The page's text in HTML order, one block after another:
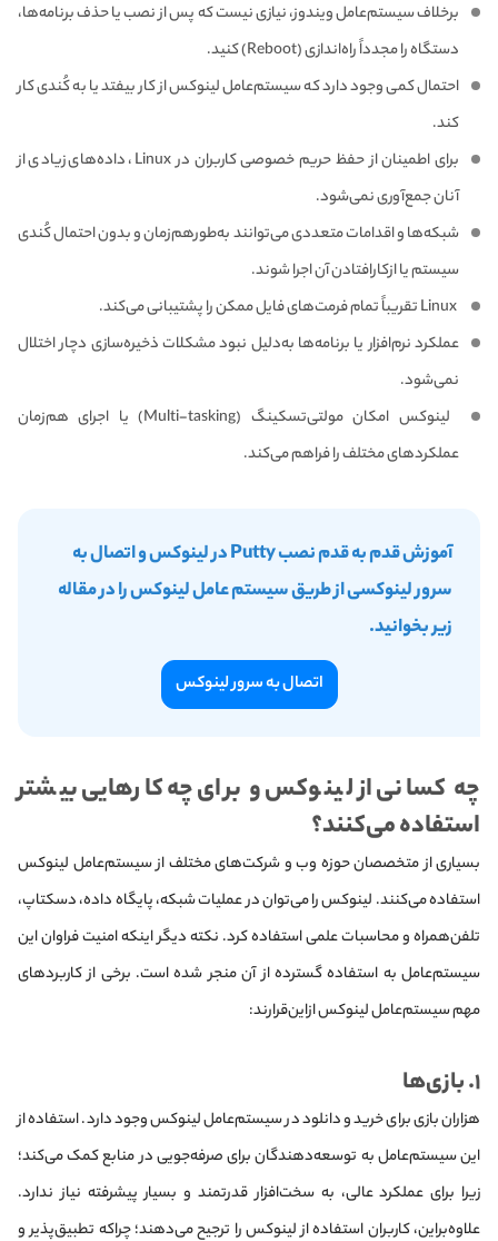
بر‌خلاف سیستم‌عامل ویندوز، نیازی نیست که پس از نصب یا حذف برنامه‌ها،
دستگاه را مجدداً راه‌اندازی (Reboot) کنید.
احتمال کمی وجود دارد که سیستم‌عامل لینوکس از کار بیفتد یا به کُندی کار
کند.
برای اطمینان از حفظ حریم خصوصی کاربران در Linux، داده‌های زیادی از
آنان جمع‌آوری نمی‌شود.
شبکه‌ها و اقدامات متعددی می‌توانند به‌طورهم‌زمان و بدون احتمال کُندی
سیستم یا ازکارافتادن آن اجرا شوند.
عملکرد نرم‌افزار یا برنامه‌ها به‌دلیل نبود مشکلات ذخیره‌سازی دچار اختلال
نمی‌شود.
لینوکس امکان مولتی‌تسکینگ (Multi-tasking) یا اجرای هم‌زمان
عملکردهای مختلف را فراهم می‌کند.
آموزش قدم به قدم نصب Putty در لینوکس و اتصال به
سرور لینوکسی از طریق سیستم عامل لینوکس را در مقاله
زیر بخوانید.
اتصال به سرور لینوکس
چه کسانی از لینوکس و برای چه کارهایی بیشتر
استفاده می‌کنند؟
بسیاری از متخصصان حوزه وب و شرکت‌های مختلف از سیستم‌عامل لینوکس
استفاده می‌کنند. لینوکس را می‌توان در عملیات شبکه، پایگاه داده، دسکتاپ،
تلفن‌همراه و محاسبات علمی استفاده کرد. نکته دیگر اینکه امنیت فراوان این
سیستم‌عامل به استفاده گسترده از آن منجر شده است. برخی از کاربردهای
مهم سیستم‌عامل لینوکس ازاین‌قرارند:
۱. بازی‌ها
هزاران بازی برای خرید و دانلود در سیستم‌عامل لینوکس وجود دارد. استفاده از
این سیستم‌عامل به توسعه‌دهندگان برای صرفه‌جویی در منابع کمک می‌کند؛
زیرا برای عملکرد عالی، به سخت‌افزار قدرتمند و بسیار پیشرفته نیاز ندارد.
علاوه‌براین، کاربران استفاده از لینوکس را ترجیح می‌دهند؛ چراکه تطبیق‌پذیر و